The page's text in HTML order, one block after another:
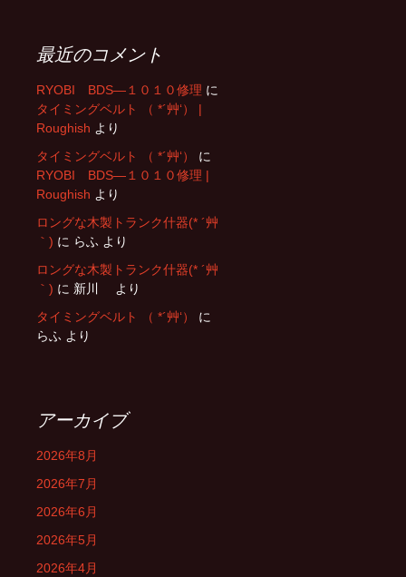
最近のコメント
RYOBI BDS―１０１０修理 に
タイミングベルト （ *´艸‘） |
Roughish より
タイミングベルト （ *´艸‘）
に
RYOBI BDS―１０１０修理 |
Roughish より
ロングな木製トランク什器(* ´艸
｀) に らふ より
ロングな木製トランク什器(* ´艸
｀) に 新川
より
タイミングベルト （ *´艸‘）
に
らふ より
アーカイブ
2026年8月
2026年7月
2026年6月
2026年5月
2026年4月